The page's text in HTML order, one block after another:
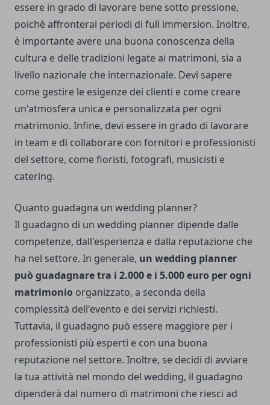
essere in grado di lavorare bene sotto pressione,
poichè affronterai periodi di full immersion. Inoltre,
è importante avere una buona conoscenza della
cultura e delle tradizioni legate ai matrimoni, sia a
livello nazionale che internazionale. Devi sapere
come gestire le esigenze dei clienti e come creare
un'atmosfera unica e personalizzata per ogni
matrimonio. Infine, devi essere in grado di lavorare
in team e di collaborare con fornitori e professionisti
del settore, come fioristi, fotografi, musicisti e
catering.
Quanto guadagna un wedding planner?
Il guadagno di un wedding planner dipende dalle
competenze, dall'esperienza e dalla reputazione che
ha nel settore. In generale, un wedding planner
può guadagnare tra i 2.000 e i 5.000 euro per ogni
matrimonio organizzato, a seconda della
complessità dell'evento e dei servizi richiesti.
Tuttavia, il guadagno può essere maggiore per i
professionisti più esperti e con una buona
reputazione nel settore. Inoltre, se decidi di avviare
la tua attività nel mondo del wedding, il guadagno
dipenderà dal numero di matrimoni che riesci ad